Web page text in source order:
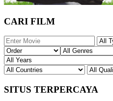
CARI FILM
SITUS TERPERCAYA